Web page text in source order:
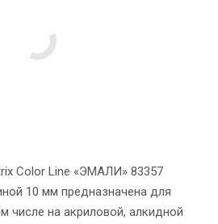
Color Line «ЭМАЛИ» 83357
10 мм предназначена для
числе на акриловой, алкидной